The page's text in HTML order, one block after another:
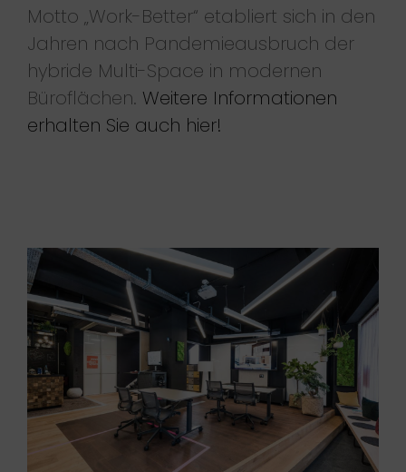
Motto „Work-Better“ etabliert sich in den
Jahren nach Pandemieausbruch der
hybride Multi-Space in modernen
Büroflächen. Weitere Informationen
erhalten Sie auch hier!